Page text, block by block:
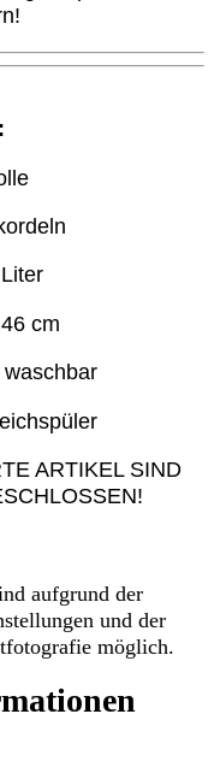
cm
ARTIKEL SIND
aufgrund der
und der
möglich.